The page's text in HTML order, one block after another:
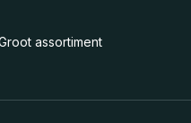
assortiment